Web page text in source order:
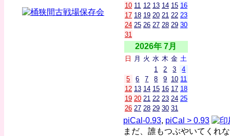
10 11 12 13 14 15 16
17 18 19 20 21 22 23
24 25 26 27 28 29 30
31
2026年 7月
日 月 火 水 木 金 土
1
2 3
4
5
6 7 8 9 10 11
12 13 14 15 16 17 18
19 20 21 22 23 24 25
26 27 28 29 30 31
piCal-0.93, piCal > 0.93
まだ、誰もつぶやいてくれ